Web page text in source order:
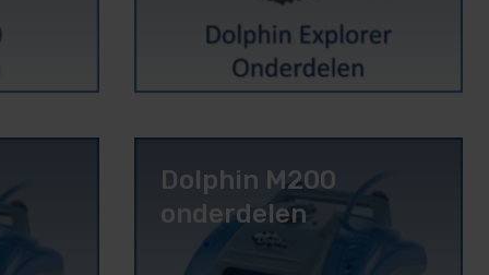
Dolphin M200
onderdelen